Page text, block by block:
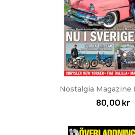
Nostalgia Magazine
80,00 kr